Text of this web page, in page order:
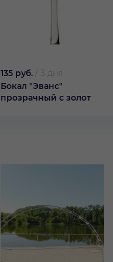
135 руб.
3 дня
Бокал "Эванс"
прозрачный с золот